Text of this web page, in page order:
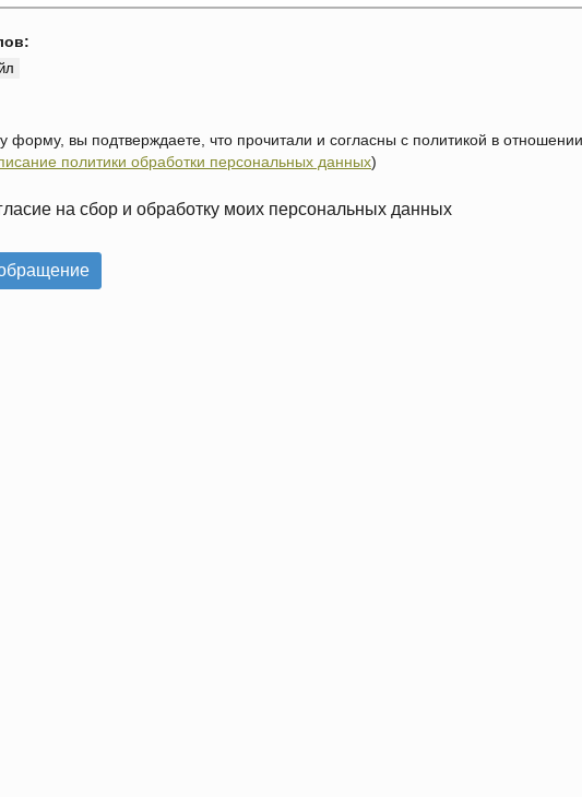
форму, вы подтверждаете, что прочитали и согласны с политикой в
политики обработки персональных данных)
на сбор и обработку моих персональных данных